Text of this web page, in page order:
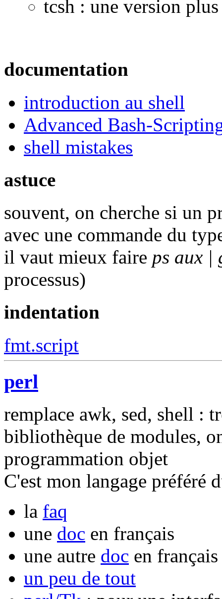
tcsh : une version
documentation
introduction au shell
Advanced Bash-
shell mistakes
astuce
souvent, on cherche si un
avec une commande du
il vaut mieux faire ps aux |
processus)
indentation
fmt.script
perl
remplace awk, sed, shell :
bibliothèque de modules,
programmation objet
C'est mon langage préféré
la faq
une doc en français
une autre doc en français
un peu de tout